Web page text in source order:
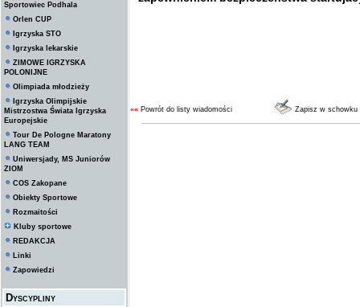
Sportowiec Podhala
Orlen CUP
Igrzyska STO
Igrzyska lekarskie
ZIMOWE IGRZYSKA
POLONIJNE
Olimpiada młodzieży
Igrzyska Olimpijskie
Mistrzostwa Świata Igrzyska
Europejskie
Tour De Pologne Maratony
LANG TEAM
Uniwersjady, MS Juniorów
ZIOM
COS Zakopane
Obiekty Sportowe
Rozmaitości
Kluby sportowe
REDAKCJA
Linki
Zapowiedzi
Dyscypliny
«« Powrót do listy wiadomości Zapisz w schowku